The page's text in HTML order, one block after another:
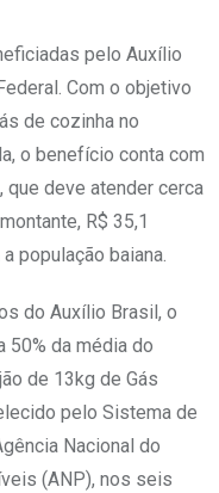
pelo Auxílio
Com o objetivo
de cozinha no
o benefício conta com
deve atender cerca
R$ 35,1
população baiana.
do Auxílio Brasil, o
50% da média do
de 13kg de Gás
pelo Sistema de
Nacional do
(ANP), nos seis